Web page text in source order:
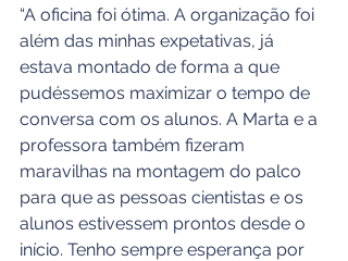
“A oficina foi ótima. A organização foi
além das minhas expetativas, já
estava montado de forma a que
pudéssemos maximizar o tempo de
conversa com os alunos. A Marta e a
professora também fizeram
maravilhas na montagem do palco
para que as pessoas cientistas e os
alunos estivessem prontos desde o
início. Tenho sempre esperança por